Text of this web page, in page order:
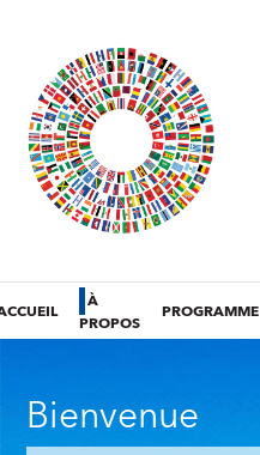
À
PROPOS
PROGRAMME
Bienvenue